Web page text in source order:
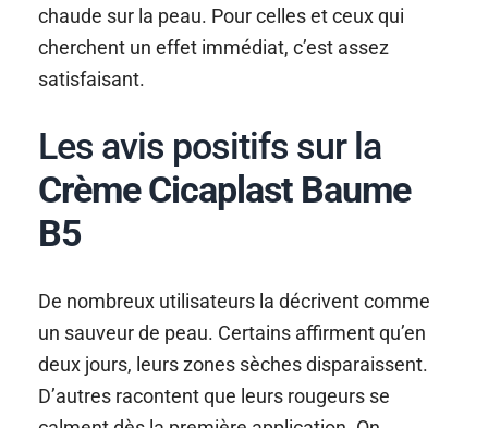
chaude sur la peau. Pour celles et ceux qui
cherchent un effet immédiat, c’est assez
satisfaisant.
Les avis positifs sur la
Crème Cicaplast Baume
B5
De nombreux utilisateurs la décrivent comme
un sauveur de peau. Certains affirment qu’en
deux jours, leurs zones sèches disparaissent.
D’autres racontent que leurs rougeurs se